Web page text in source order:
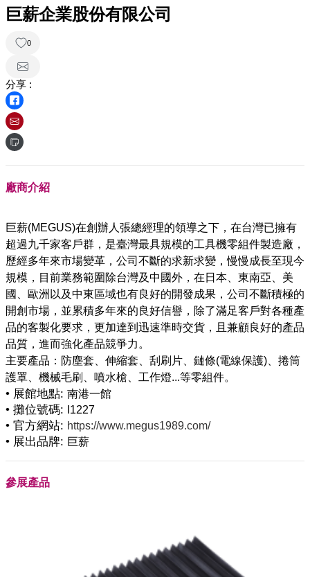
巨薪企業股份有限公司
0
分享 :
廠商介紹
巨薪(MEGUS)在創辦人張總經理的領導之下，在台灣已擁有
超過九千家客戶群，是臺灣最具規模的工具機零組件製造廠，
歷經多年來市場變革，公司不斷的求新求變，慢慢成長至現今
規模，目前業務範圍除台灣及中國外，在日本、東南亞、美
國、歐洲以及中東區域也有良好的開發成果，公司不斷積極的
開創市場，並累積多年來的良好信譽，除了滿足客戶對各種產
品的客製化要求，更加達到迅速準時交貨，且兼顧良好的產品
品質，進而強化產品競爭力。
主要產品：防塵套、伸縮套、刮刷片、鏈條(電線保護)、捲筒
• 展館地點: 南港一館
• 攤位號碼: I1227
• 官方網站: https://www.megus1989.com/
• 展出品牌: 巨薪
參展產品